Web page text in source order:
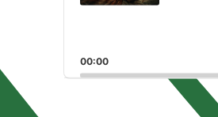
00:00